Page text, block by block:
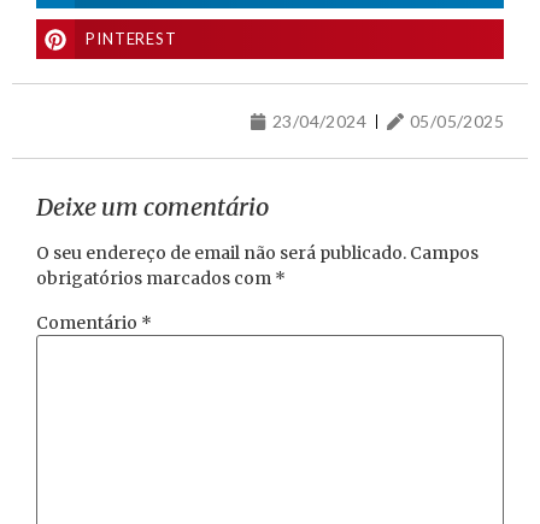
PINTEREST
23/04/2024 05/05/2025
Deixe um comentário
O seu endereço de email não será publicado. Campos
obrigatórios marcados com *
Comentário *